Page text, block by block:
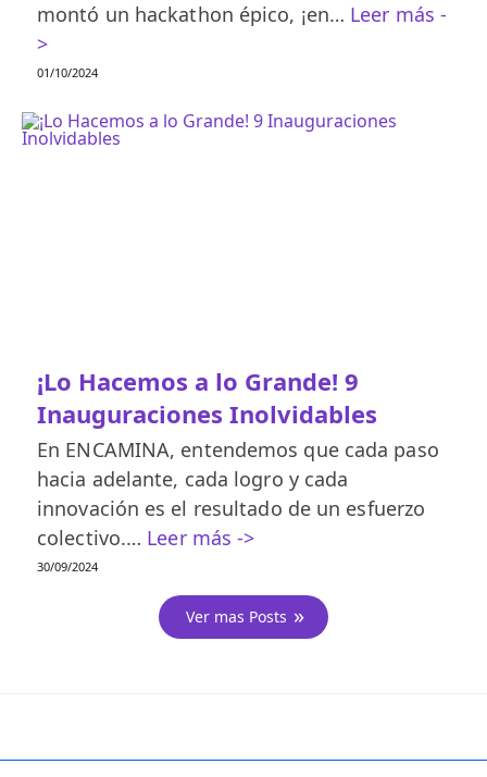
montó un hackathon épico, ¡en… Leer más -
>
01/10/2024
¡Lo Hacemos a lo Grande! 9
Inauguraciones Inolvidables
En ENCAMINA, entendemos que cada paso
hacia adelante, cada logro y cada
innovación es el resultado de un esfuerzo
colectivo.… Leer más ->
30/09/2024
Ver mas Posts